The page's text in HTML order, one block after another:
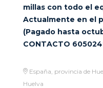
millas con todo el
Actualmente en el
(Pagado hasta
CONTACTO
España, provincia de
Huelva